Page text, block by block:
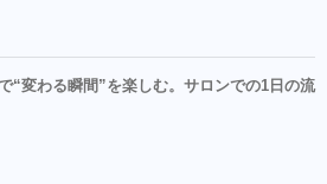
で“変わる瞬間”を楽しむ。サロンでの1日の流